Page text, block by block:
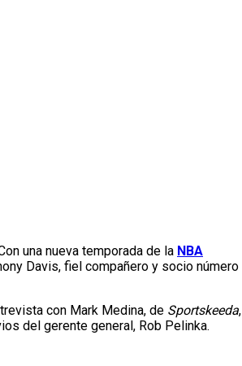
una nueva temporada de la NBA
Davis, fiel compañero y socio número
con Mark Medina, de Sportskeeda,
del gerente general, Rob Pelinka.